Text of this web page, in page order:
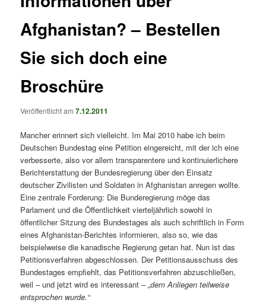
Afghanistan? – Bestellen
Sie sich doch eine
Broschüre
Veröffentlicht am7.12.2011
Mancher erinnert sich vielleicht. Im Mai 2010 habe ich beim
Deutschen Bundestag eine Petition eingereicht, mit der ich eine
verbesserte, also vor allem transparentere und kontinuierlichere
Berichterstattung der Bundesregierung über den Einsatz
deutscher Zivilisten und Soldaten in Afghanistan anregen wollte.
Eine zentrale Forderung: Die Bunderegierung möge das
Parlament und die Öffentlichkeit vierteljährlich sowohl in
öffentlicher Sitzung des Bundestages als auch schriftlich in Form
eines Afghanistan-Berichtes informieren, also so, wie das
beispielweise die kanadische Regierung getan hat. Nun ist das
Petitionsverfahren abgeschlossen. Der Petitionsausschuss des
Bundestages empfiehlt, das Petitionsverfahren abzuschließen,
weil – und jetzt wird es interessant –„dem Anliegen teilweise
entsprochen wurde.“